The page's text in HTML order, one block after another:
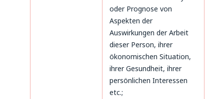
oder Prognose von
Aspekten der
Auswirkungen der Arbeit
dieser Person, ihrer
ökonomischen Situation,
ihrer Gesundheit, ihrer
persönlichen Interessen
etc.;